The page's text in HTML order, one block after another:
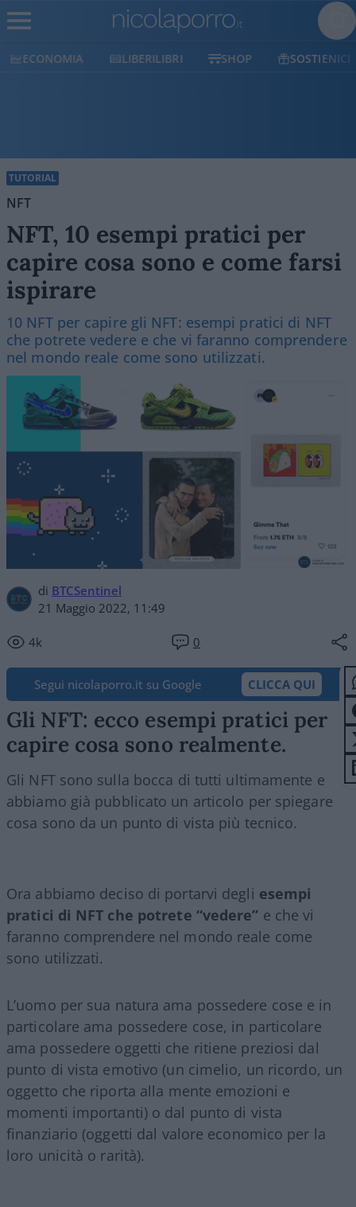
ECONOMIA LIBERILIBRI SHOP SOSTIENICI
TUTORIAL
NFT
NFT, 10 esempi pratici per
capire cosa sono e come farsi
ispirare
10 NFT per capire gli NFT: esempi pratici di NFT
che potrete vedere e che vi faranno comprendere
nel mondo reale come sono utilizzati.
di BTCSentinel
21 Maggio 2022, 11:49
4k 0
Segui nicolaporro.it su Google CLICCA QUI
Gli NFT: ecco esempi pratici per
capire cosa sono realmente.
Gli NFT sono sulla bocca di tutti ultimamente e
abbiamo già pubblicato un articolo per spiegare
cosa sono da un punto di vista più tecnico.
Ora abbiamo deciso di portarvi degli esempi
pratici di NFT che potrete “vedere” e che vi
faranno comprendere nel mondo reale come
sono utilizzati.
L’uomo per sua natura ama possedere cose e in
particolare ama possedere cose, in particolare
ama possedere oggetti che ritiene preziosi dal
punto di vista emotivo (un cimelio, un ricordo, un
oggetto che riporta alla mente emozioni e
momenti importanti) o dal punto di vista
finanziario (oggetti dal valore economico per la
loro unicità o rarità).